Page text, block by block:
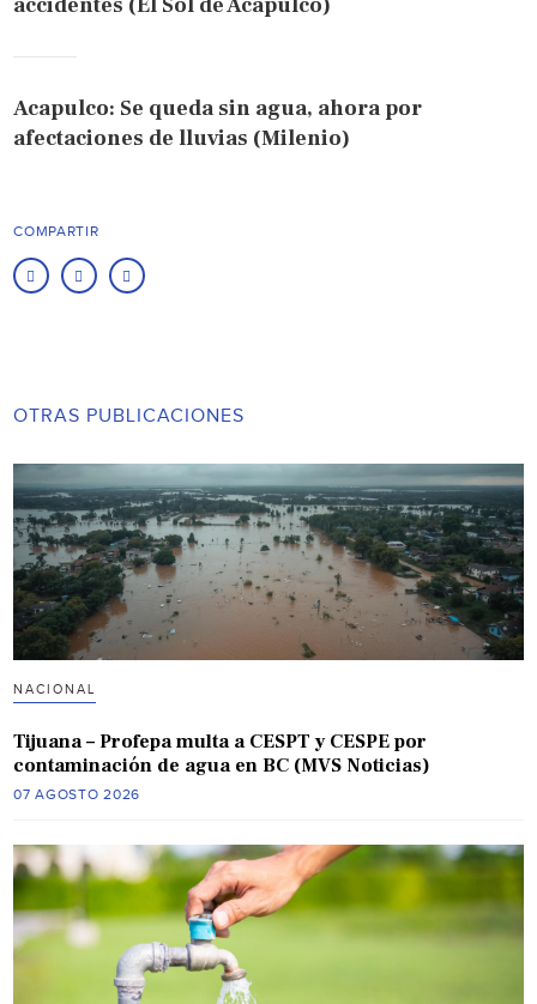
accidentes (El Sol de Acapulco)
Acapulco: Se queda sin agua, ahora por
afectaciones de lluvias (Milenio)
COMPARTIR
OTRAS PUBLICACIONES
NACIONAL
Tijuana – Profepa multa a CESPT y CESPE por
contaminación de agua en BC (MVS Noticias)
07 AGOSTO 2026